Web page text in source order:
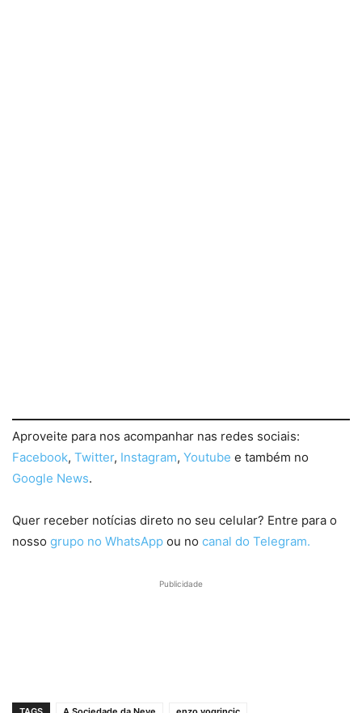
Aproveite para nos acompanhar nas redes sociais:
Facebook, Twitter, Instagram, Youtube e também no
Google News.
Quer receber notícias direto no seu celular? Entre para o
nosso grupo no WhatsApp ou no canal do Telegram.
Publicidade